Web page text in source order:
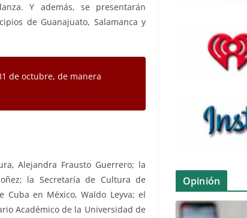
Y además, se presentarán
de Guanajuato, Salamanca y
de octubre, de manera
Alejandra Frausto Guerrero; la
la Secretaría de Cultura de
Cuba en México, Waldo Leyva; el
Académico de la Universidad de
Opinión